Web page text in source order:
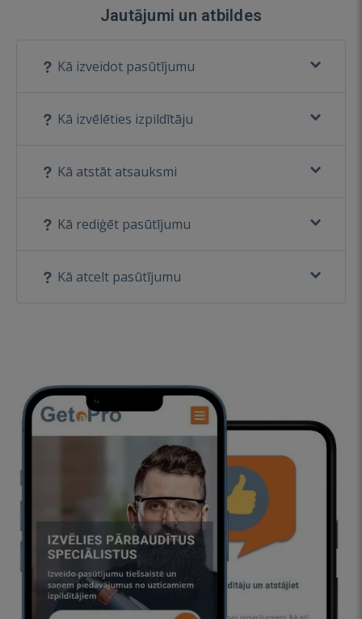
Jautājumi un atbildes
Kā izveidot pasūtījumu
Kā izvēlēties izpildītāju
Kā atstāt atsauksmi
Kā rediģēt pasūtījumu
Kā atcelt pasūtījumu